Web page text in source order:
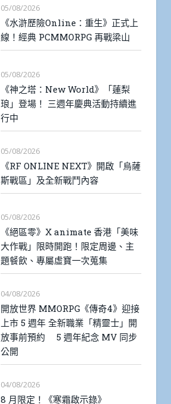
05/08/2026
《水滸歷險Online：重生》正式上
線！經典 PCMMORPG 再戰梁山
05/08/2026
《神之塔：New World》「蓮梨
琅」登場！ 三週年慶典活動持續進
行中
05/08/2026
《RF ONLINE NEXT》開啟「烏薩
斯戰區」及全新戰鬥內容
05/08/2026
《絕區零》X animate 香港「美味
大作戰」限時開跑！限定周邊、主
題餐飲、專屬虛寶一次蒐集
04/08/2026
開放世界 MMORPG《傳奇4》迎接
上市 5 週年 全新職業「精靈士」開
放事前預約 5 週年紀念 MV 同步
公開
04/08/2026
8 月限定！《寒霜啟示錄》